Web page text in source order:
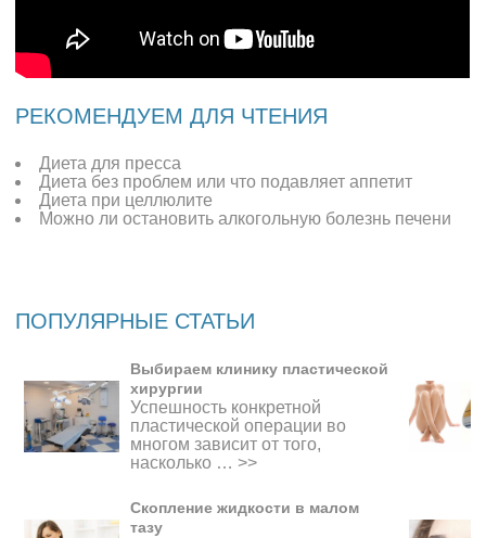
РЕКОМЕНДУЕМ ДЛЯ ЧТЕНИЯ
Диета для пресса
Диета без проблем или что подавляет аппетит
Диета при целлюлите
Можно ли остановить алкогольную болезнь печени
ПОПУЛЯРНЫЕ СТАТЬИ
Выбираем клинику пластической
хирургии
Успешность конкретной
пластической операции во
многом зависит от того,
насколько … >>
Скопление жидкости в малом
тазу